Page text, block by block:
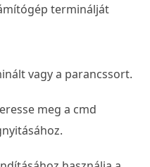
terminálját
vagy a parancssort.
meg a cmd